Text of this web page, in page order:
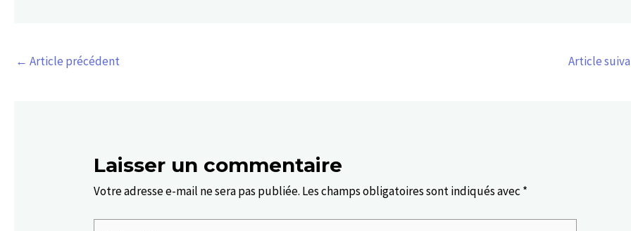
← Article précédent Article
Laisser un commentaire
Votre adresse e-mail ne sera pas publiée. Les champs obligatoires sont indiqués avec *